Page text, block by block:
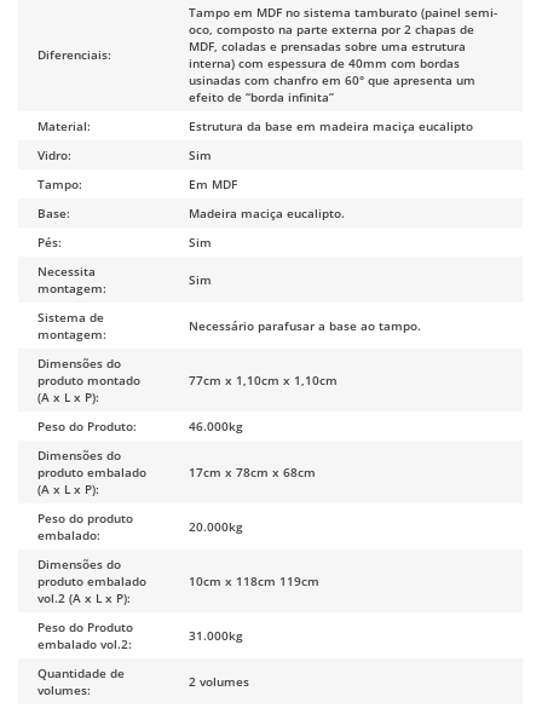
Diferenciais:
Tampo em MDF no sistema tamburato (painel semi-
oco, composto na parte externa por 2 chapas de
MDF, coladas e prensadas sobre uma estrutura
interna) com espessura de 40mm com bordas
usinadas com chanfro em 60° que apresenta um
efeito de “borda infinita”
Material:
Estrutura da base em madeira maciça eucalipto
Vidro:
Sim
Tampo:
Em MDF
Base:
Madeira maciça eucalipto.
Pés:
Sim
Necessita
montagem:
Sim
Sistema de
montagem:
Necessário parafusar a base ao tampo.
Dimensões do
produto montado
(A x L x P):
77cm x 1,10cm x 1,10cm
Peso do Produto:
46.000kg
Dimensões do
produto embalado
(A x L x P):
17cm x 78cm x 68cm
Peso do produto
embalado:
20.000kg
Dimensões do
produto embalado
vol.2 (A x L x P):
10cm x 118cm 119cm
Peso do Produto
embalado vol.2:
31.000kg
Quantidade de
volumes:
2 volumes